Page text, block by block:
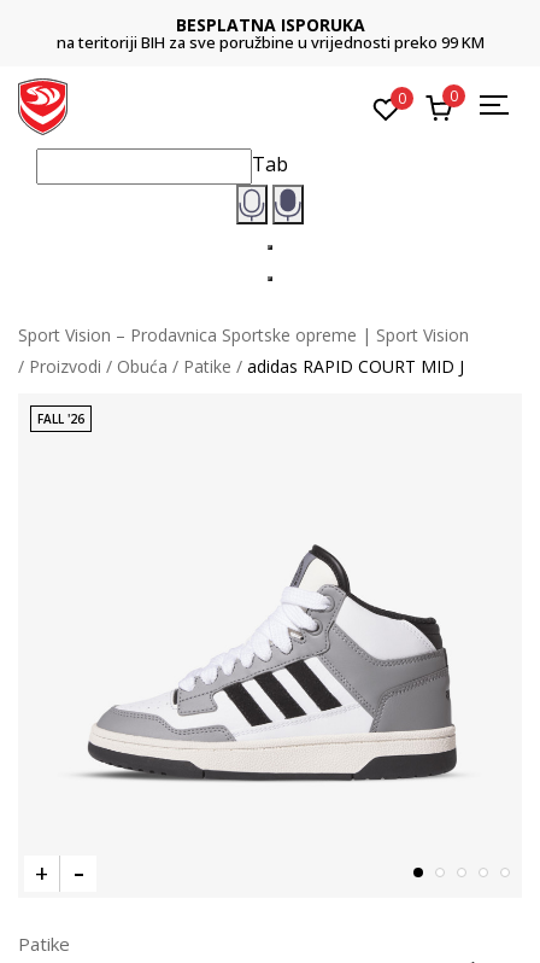
BESPLATNA ISPORUKA
na teritoriji BIH za sve poružbine u vrijednosti preko 99 KM
0 0
Tab
Sport Vision – Prodavnica Sportske opreme | Sport Vision
Proizvodi
Obuća Patike adidas RAPID COURT MID J
FALL '26
Patike